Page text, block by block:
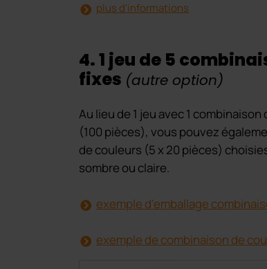
plus d'informations
4. 1 jeu de 5
fixes (autre option)
Au lieu de 1 jeu avec 1
(100 pièces), vous pouvez
de couleurs (5 x 20 pièces)
sombre ou claire.
exemple d'emballage
exemple de combinaison de